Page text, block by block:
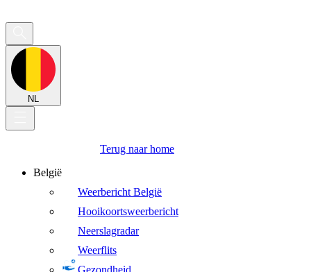
NL
Terug naar home
België
Weerbericht België
Hooikoortsweerbericht
Neerslagradar
Weerflits
Gezondheid